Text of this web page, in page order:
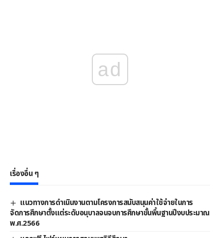
ad
เรื่องอื่น ๆ
แนวทางการดําเนินงานตามโครงการสนับสนุนค่าใช้จ่ายในการ
จัดการศึกษาตั้งแต่ระดับอนุบาลจนจบการศึกษาขั้นพื้นฐานปีงบประมาณ
พ.ศ.2566